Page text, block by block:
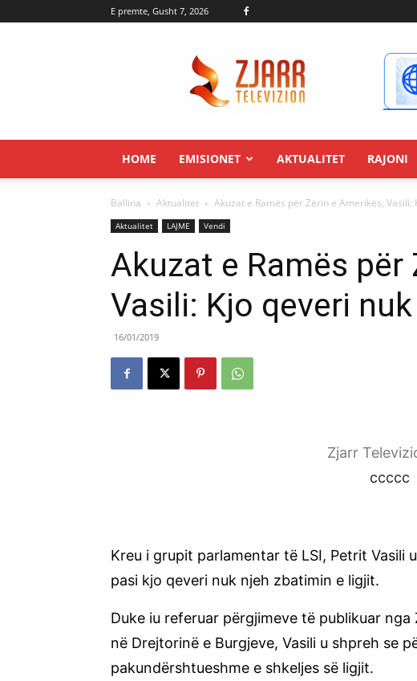
E premte, Gusht 7, 2026
HOME EMISIONET AKTUALITET RAJONI
Ballina Aktualitet Akuzat e Ramës për Zërin e Amerikës, Vasili:
Aktualitet LAJME Vendi
Akuzat e Ramës për
Vasili: Kjo qeveri
16/01/2019
Zjarr
ccccc
Kreu i grupit parlamentar të LSI, Petrit
pasi kjo qeveri nuk njeh zbatimin e ligjit.
Duke iu referuar përgjimeve të publikuar
në Drejtorinë e Burgjeve, Vasili u shpreh se
pakundërshtueshme e shkeljes së ligjit.